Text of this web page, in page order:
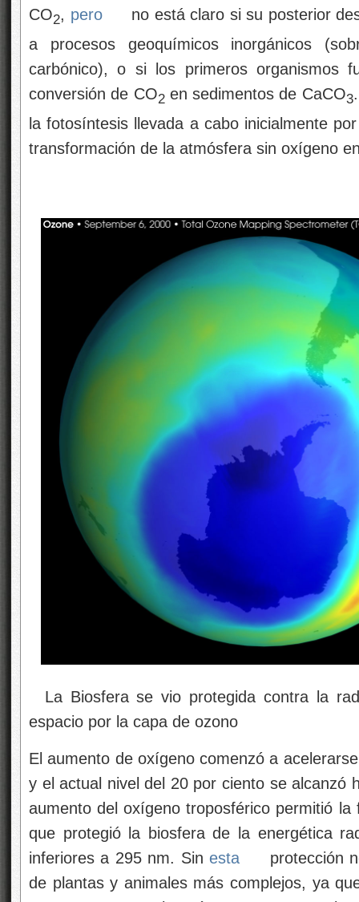
CO2, pero
no está claro si su posterior
a procesos geoquímicos inorgánicos
carbónico), o si los primeros organismos
conversión de CO2en sedimentos de CaCO3
la fotosíntesis llevada a cabo inicialmente
transformación de la atmósfera sin oxígeno
La Biosfera se vio protegida contra la
espacio por la capa de ozono
El aumento de oxígeno comenzó a
y el actual nivel del 20 por ciento se alcanzó
aumento del oxígeno troposférico permitió
que protegió la biosfera de la energética
inferiores a 295 nm. Sinesta
protección
de plantas y animales más complejos, ya